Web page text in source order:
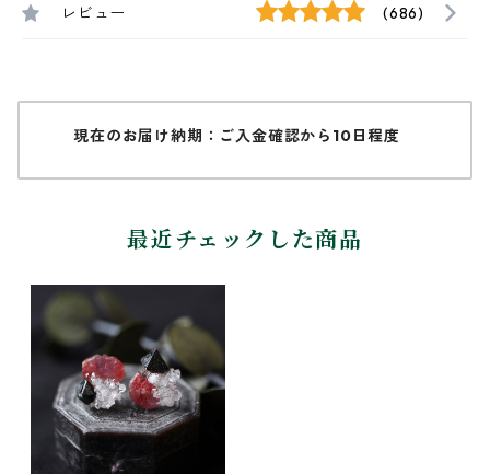
レビュー (686)
現在のお届け納期：ご入金確認から10日程度
最近チェックした商品